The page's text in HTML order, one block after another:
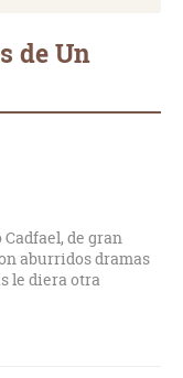
de Un
de gran
aburridos dramas
le diera otra